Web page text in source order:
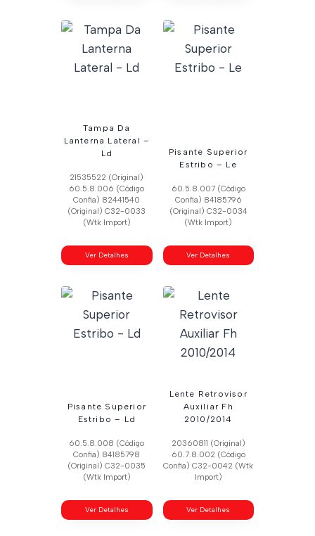
Tampa Da
Lanterna Lateral –
Ld
21535522 (Original)
60.5.8.006 (Código
Confia) 82441540
(Original) C32-0033
(Wtk Import)
Ver Detalhes
Pisante Superior
Estribo – Le
60.5.8.007 (Código
Confia) 84185796
(Original) C32-0034
(Wtk Import)
Ver Detalhes
Pisante Superior
Estribo – Ld
60.5.8.008 (Código
Confia) 84185798
(Original) C32-0035
(Wtk Import)
Ver Detalhes
Lente Retrovisor
Auxiliar Fh
2010/2014
20360811 (Original)
60.7.8.002 (Código
Confia) C32-0042 (Wtk
Import)
Ver Detalhes